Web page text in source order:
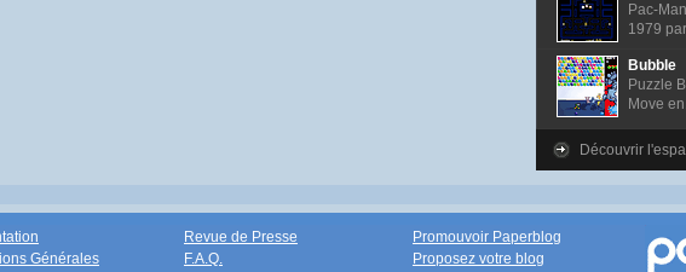
Pac-
1979
Bubble
Puzzle
Move
Découvrir
Générales
Revue de Presse
F.A.Q.
Promouvoir Paperblog
Proposez votre blog